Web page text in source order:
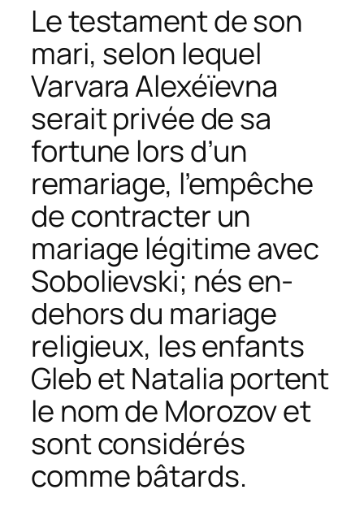
Le testament de son
mari, selon lequel
Varvara Alexéïevna
serait privée de sa
fortune lors d’un
remariage, l’empêche
de contracter un
mariage légitime avec
Sobolievski; nés en-
dehors du mariage
religieux, les enfants
Gleb et Natalia portent
le nom de Morozov et
sont considérés
comme bâtards.